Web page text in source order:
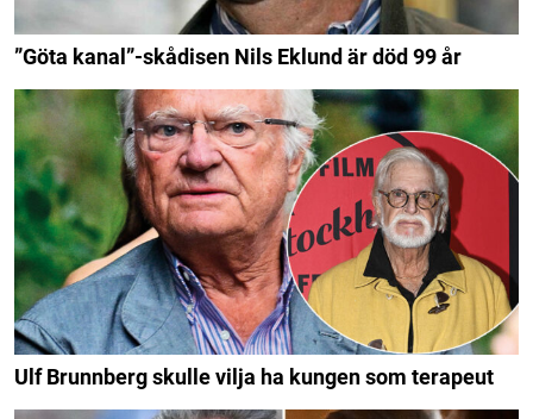
”Göta kanal”-skådisen Nils Eklund är död 99 år
Ulf Brunnberg skulle vilja ha kungen som terapeut